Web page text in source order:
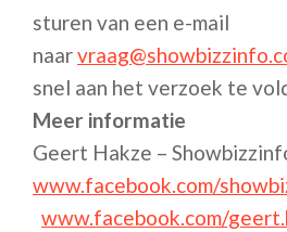
sturen van een e-mail
naar
snel aan het verzoek te
Meer informatie
Geert Hakze –
www.facebook.com/
www.facebook.com/